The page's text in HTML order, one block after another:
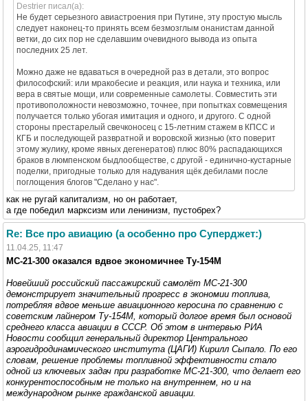
Destrier писал(а):
Не будет серьезного авиастроения при Путине, эту простую мысль
следует наконец-то принять всем безмозглым онанистам данной
ветки, до сих пор не сделавшим очевидного вывода из опыта
последних 25 лет.
Можно даже не вдаваться в очередной раз в детали, это вопрос
философский: или мракобесие и реакция, или наука и техника, или
вера в святые мощи, или современные самолеты. Совместить эти
противоположности невозможно, точнее, при попытках совмещения
получается только убогая имитация и одного, и другого. С одной
стороны престарелый свечконосец с 15-летним стажем в КПСС и
КГБ и последующей развратной и воровской жизнью (кто поверит
этому жулику, кроме явных дегенератов) плюс 80% распадающихся
браков в люмпенском быдлообществе, с другой - единично-кустарные
поделки, пригодные только для надувания щёк дебилами после
поглощения блогов "Сделано у нас".
как не ругай капитализм, но он работает,
а где победил марксизм или ленинизм, пустобрех?
Re: Все про авиацию (а особенно про Суперджет:)
11.04.25, 11:47
МС-21-300 оказался вдвое экономичнее Ту-154М
Новейший российский пассажирский самолёт МС-21-300
демонстрирует значительный прогресс в экономии топлива,
потребляя вдвое меньше авиационного керосина по сравнению с
советским лайнером Ту-154М, который долгое время был основой
среднего класса авиации в СССР. Об этом в интервью РИА
Новости сообщил генеральный директор Центрального
аэрогидродинамического института (ЦАГИ) Кирилл Сыпало. По его
словам, решение проблемы топливной эффективности стало
одной из ключевых задач при разработке МС-21-300, что делает его
конкурентоспособным не только на внутреннем, но и на
международном рынке гражданской авиации.